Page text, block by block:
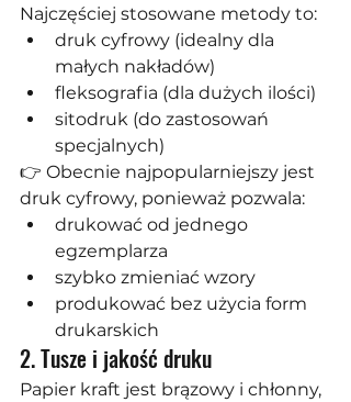
Najczęściej stosowane metody to:
druk cyfrowy (idealny dla
małych nakładów)
fleksografia (dla dużych ilości)
sitodruk (do zastosowań
specjalnych)
👉 Obecnie najpopularniejszy jest
druk cyfrowy, ponieważ pozwala:
drukować od jednego
egzemplarza
szybko zmieniać wzory
produkować bez użycia form
drukarskich
2. Tusze i jakość druku
Papier kraft jest brązowy i chłonny,